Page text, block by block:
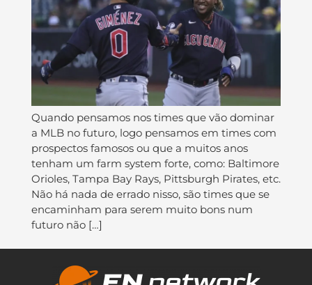
Quando pensamos nos times que vão dominar
a MLB no futuro, logo pensamos em times com
prospectos famosos ou que a muitos anos
tenham um farm system forte, como: Baltimore
Orioles, Tampa Bay Rays, Pittsburgh Pirates, etc.
Não há nada de errado nisso, são times que se
encaminham para serem muito bons num
futuro não […]